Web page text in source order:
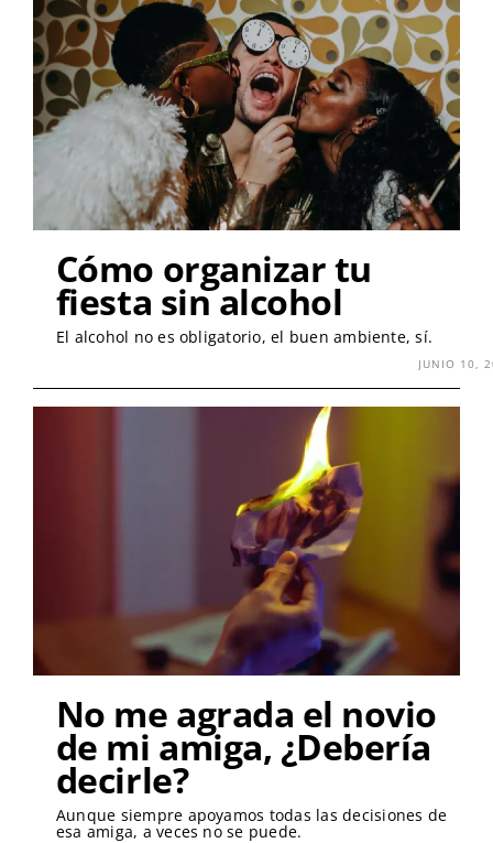
Cómo organizar tu
fiesta sin alcohol
El alcohol no es obligatorio, el buen ambiente, sí.
JUNIO 10,
No me agrada el novio
de mi amiga, ¿Debería
decirle?
Aunque siempre apoyamos todas las decisiones de
esa amiga, a veces no se puede.